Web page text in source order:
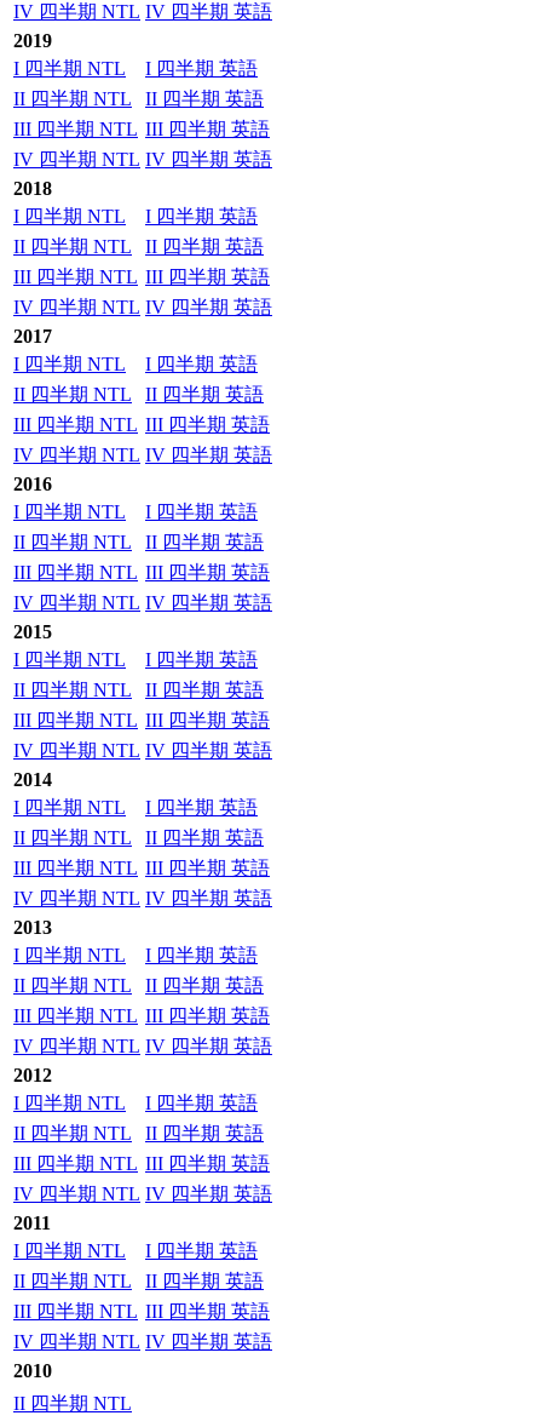
IV 四半期 NTL IV 四半期 英語
2019
I 四半期 NTL
I 四半期 英語
II 四半期 NTL
II 四半期 英語
III 四半期 NTL III 四半期 英語
IV 四半期 NTL IV 四半期 英語
2018
I 四半期 NTL
I 四半期 英語
II 四半期 NTL
II 四半期 英語
III 四半期 NTL III 四半期 英語
IV 四半期 NTL IV 四半期 英語
2017
I 四半期 NTL
I 四半期 英語
II 四半期 NTL
II 四半期 英語
III 四半期 NTL III 四半期 英語
IV 四半期 NTL IV 四半期 英語
2016
I 四半期 NTL
I 四半期 英語
II 四半期 NTL
II 四半期 英語
III 四半期 NTL III 四半期 英語
IV 四半期 NTL IV 四半期 英語
2015
I 四半期 NTL
I 四半期 英語
II 四半期 NTL
II 四半期 英語
III 四半期 NTL III 四半期 英語
IV 四半期 NTL IV 四半期 英語
2014
I 四半期 NTL
I 四半期 英語
II 四半期 NTL
II 四半期 英語
III 四半期 NTL III 四半期 英語
IV 四半期 NTL IV 四半期 英語
2013
I 四半期 NTL
I 四半期 英語
II 四半期 NTL
II 四半期 英語
III 四半期 NTL III 四半期 英語
IV 四半期 NTL IV 四半期 英語
2012
I 四半期 NTL
I 四半期 英語
II 四半期 NTL
II 四半期 英語
III 四半期 NTL III 四半期 英語
IV 四半期 NTL IV 四半期 英語
2011
I 四半期 NTL
I 四半期 英語
II 四半期 NTL
II 四半期 英語
III 四半期 NTL III 四半期 英語
IV 四半期 NTL IV 四半期 英語
2010
II 四半期 NTL